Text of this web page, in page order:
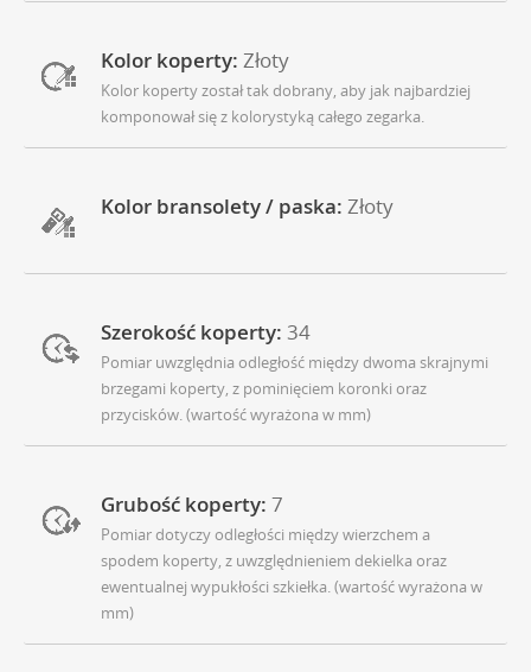
Kolor koperty: Złoty
Kolor koperty został tak dobrany, aby jak najbardziej
komponował się z kolorystyką całego zegarka.
Kolor bransolety / paska: Złoty
Szerokość koperty: 34
Pomiar uwzględnia odległość między dwoma skrajnymi
brzegami koperty, z pominięciem koronki oraz
przycisków. (wartość wyrażona w mm)
Grubość koperty: 7
Pomiar dotyczy odległości między wierzchem a
spodem koperty, z uwzględnieniem dekielka oraz
ewentualnej wypukłości szkiełka. (wartość wyrażona w
mm)